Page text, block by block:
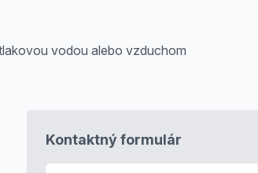
vodou alebo vzduchom
Kontaktný formulár